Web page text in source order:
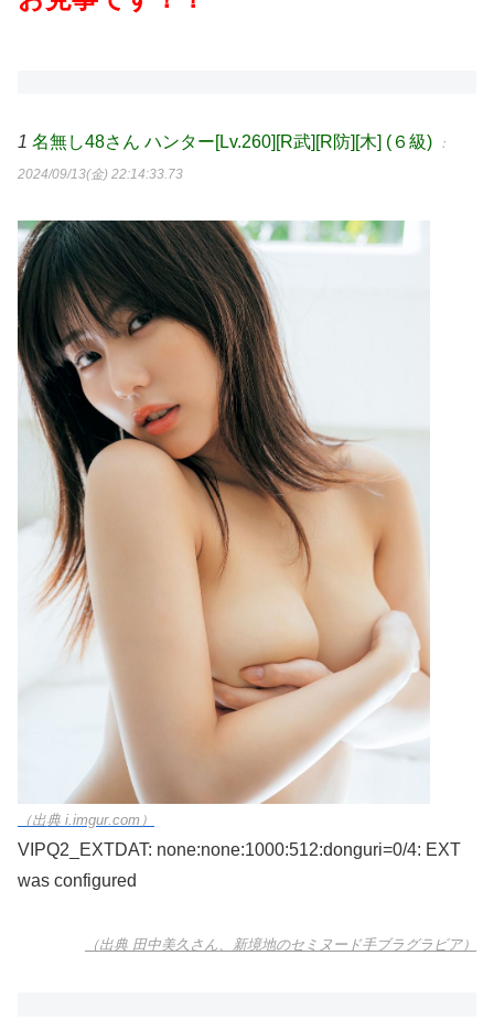
1 名無し48さん ハンター[Lv.260][R武][R防][木] (６級)
：
2024/09/13(金) 22:14:33.73
（出典 i.imgur.com）
VIPQ2_EXTDAT: none:none:1000:512:donguri=0/4: EXT
was configured
（出典 田中美久さん、新境地のセミヌード手ブラグラビア）